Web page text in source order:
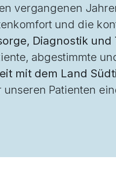
vergangenen
und die
Diagnostik und
abgestimmte
mit dem Land
Patienten